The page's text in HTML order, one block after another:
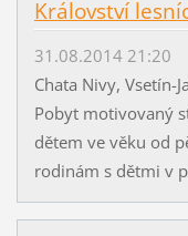
Království
31.08.2014 21:20
Chata Nivy,
Pobyt motivovaný
dětem ve věku od
rodinám s dětmi v